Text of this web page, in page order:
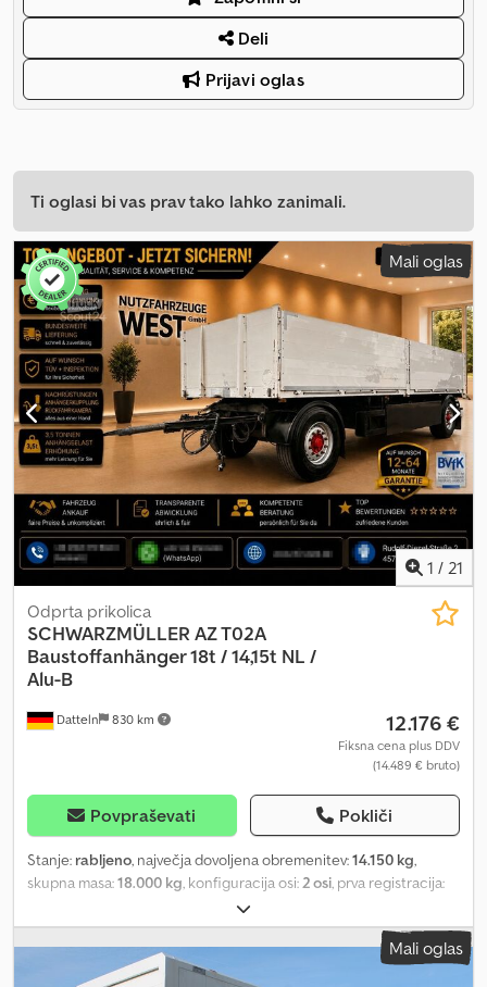
Deli
Prijavi oglas
Ti oglasi bi vas prav tako lahko zanimali.
Mali oglas
1 / 21
Datteln 830 km
Odprta prikolica
SCHWARZMÜLLER AZ T02A
Baustoffanhänger 18t / 14,15t NL /
Alu-B
12.176 €
Fiksna cena plus DDV
(14.489 € bruto)
Povpraševati Pokliči
Stanje: rabljeno, največja dovoljena obremenitev:14.150 kg,
skupna masa:18.000 kg , konfiguracija osi: 2 osi , prva registracija:
, dolžina tovornega prostora:
prostora:2.470 mm, višina nakladalnega prostora:1.000 mm,
skupna dolžina:9.000 mm, skupna širina:2.550 mm, skupna višina:
, Leto izdelave:2012, Oprema:
Mali oglas